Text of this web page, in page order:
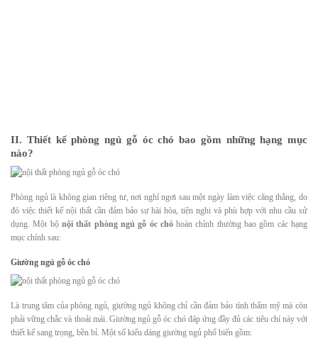
II. Thiết kế phòng ngủ gỗ óc chó bao gồm những hạng mục
nào?
Phòng ngủ là không gian riêng tư, nơi nghỉ ngơi sau một ngày làm việc căng thẳng, do
đó việc thiết kế nội thất cần đảm bảo sự hài hòa, tiện nghi và phù hợp với nhu cầu sử
dụng. Một bộ nội thất phòng ngủ gỗ óc chóhoàn chỉnh thường bao gồm các hạng
mục chính sau:
Giường ngủ gỗ óc chó
Là trung tâm của phòng ngủ, giường ngủ không chỉ cần đảm bảo tính thẩm mỹ mà còn
phải vững chắc và thoải mái. Giường ngủ gỗ óc chó đáp ứng đầy đủ các tiêu chí này với
thiết kế sang trọng, bền bỉ. Một số kiểu dáng giường ngủ phổ biến gồm: